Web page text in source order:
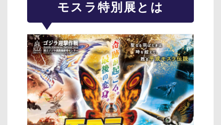
モスラ特別展とは